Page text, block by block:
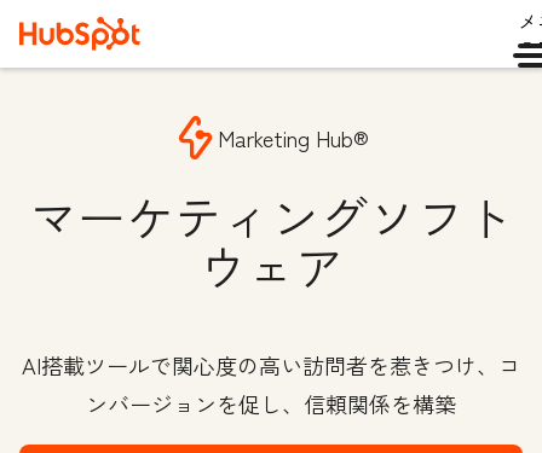
Marketing Hub®
マーケティングソフト
ウェア
AI搭載ツールで関心度の高い訪問者を惹きつけ、コ
ンバージョンを促し、信頼関係を構築